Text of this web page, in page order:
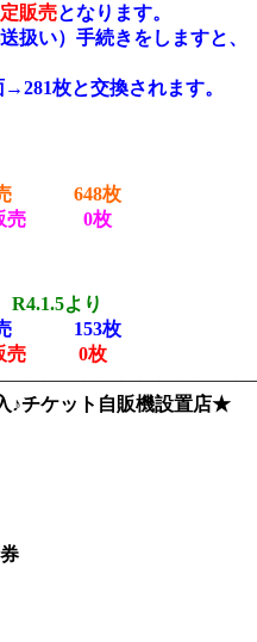
販売となります。
扱い）手続きをしますと、
枚と交換されます。
販売 648枚
販売 0枚
より
販売 153枚
販売 0枚
♪チケット自販機設置店★